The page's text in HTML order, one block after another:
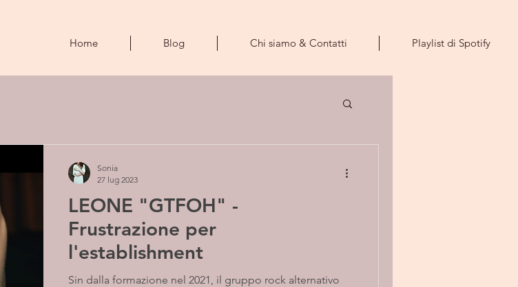
Home Blog Chi siamo & Contatti Playlist di Spotify
LEONE "GTFOH" -
Frustrazione per
l'establishment
Sin dalla formazione nel 2021, il gruppo rock alternativo
Sonia
27 lug 2023